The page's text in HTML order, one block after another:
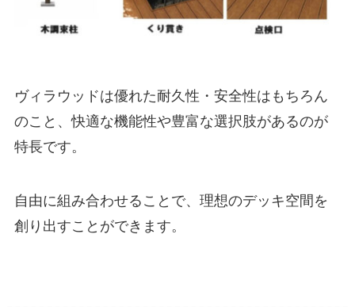
ヴィラウッドは優れた耐久性・安全性はもちろん
のこと、快適な機能性や豊富な選択肢があるのが
特長です。
自由に組み合わせることで、理想のデッキ空間を
創り出すことができます。